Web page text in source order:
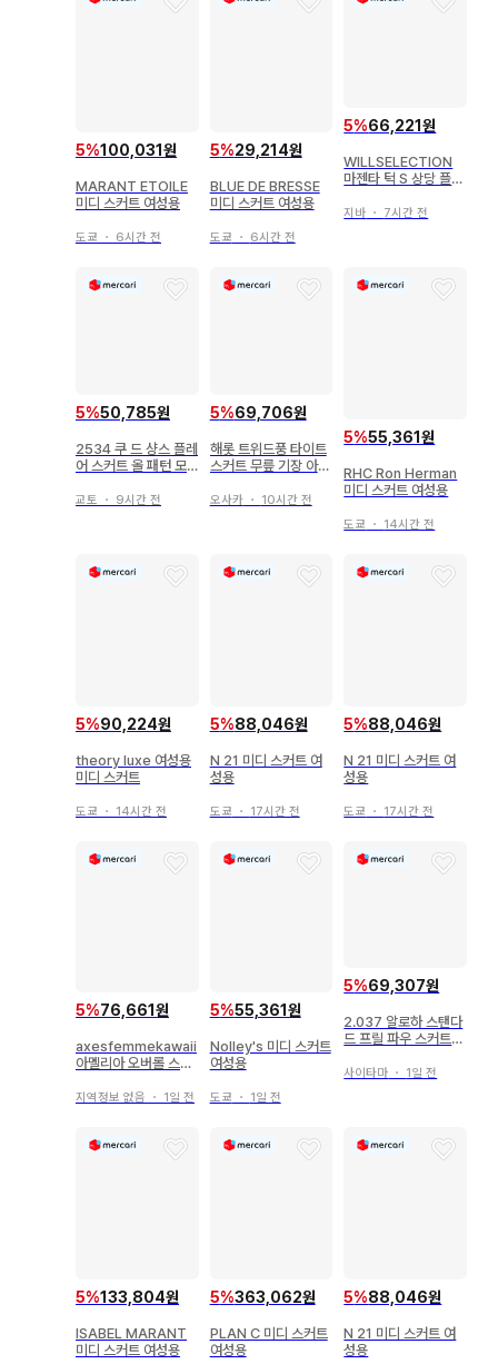
5%100,031원
MARANT ETOILE
미디 스커트 여성용
도쿄 ・ 6시간 전
5%29,214원
BLUE DE BRESSE
미디 스커트 여성용
도쿄 ・ 6시간 전
5%66,221원
WILLSELECTION
마젠타 턱 S 상당 플리
지바 ・ 7시간 전
5%50,785원
2534 쿠 드 샹스 플레
어 스커트 올 패턴 모
교토 ・ 9시간 전
5%69,706원
해롯 트위드풍 타이트
스커트 무릎 기장 아이
오사카・ 10시간 전
5%55,361원
RHC Ron Herman
미디 스커트 여성용
도쿄 ・ 14시간 전
5%90,224원
theory luxe 여성용
미디 스커트
도쿄 ・ 14시간 전
5%88,046원
N 21 미디 스커트 여
성용
도쿄 ・ 17시간 전
5%88,046원
N 21 미디 스커트 여
성용
도쿄 ・ 17시간 전
5%76,661원
axesfemmekawaii
아멜리아 오버롤 스커
지역정보 없음 ・ 1일 전
5%55,361원
Nolley's 미디 스커트
여성용
도쿄 ・ 1일 전
5%69,307원
2.037 알로하 스탠다
드 프릴 파우 스커트
사이타마 ・ 1일 전
5%133,804원
ISABEL MARANT
미디 스커트 여성용
5%363,062원
PLAN C 미디 스커트
여성용
5%88,046원
N 21 미디 스커트 여
성용